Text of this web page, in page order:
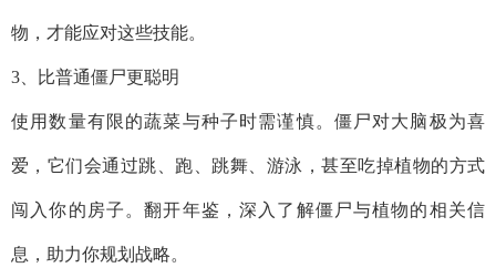
物，才能应对这些技能。
3、比普通僵尸更聪明
使用数量有限的蔬菜与种子时需谨慎。僵尸对大脑极为喜
爱，它们会通过跳、跑、跳舞、游泳，甚至吃掉植物的方式
闯入你的房子。翻开年鉴，深入了解僵尸与植物的相关信
息，助力你规划战略。